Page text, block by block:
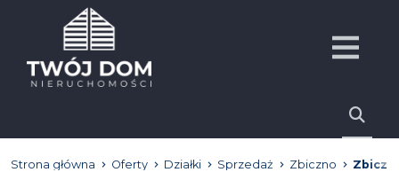
Strona główna Oferty Działki Sprzedaż Zbiczno